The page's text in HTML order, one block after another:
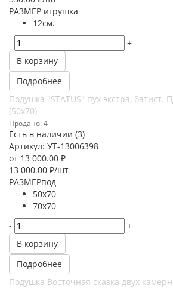
РАЗМЕР игрушка
12см.
-
+
В корзину
Подробнее
Подушка "STATUS" пух экстра, батист.
(50х70)
Продано: 4
Есть в наличии (3)
Артикул: УТ-13006398
от 13 000.00 ₽
13 000.00 ₽/шт
РАЗМЕРпод
50х70
70х70
-
+
В корзину
Подробнее
Подушка Восточная сказка двух